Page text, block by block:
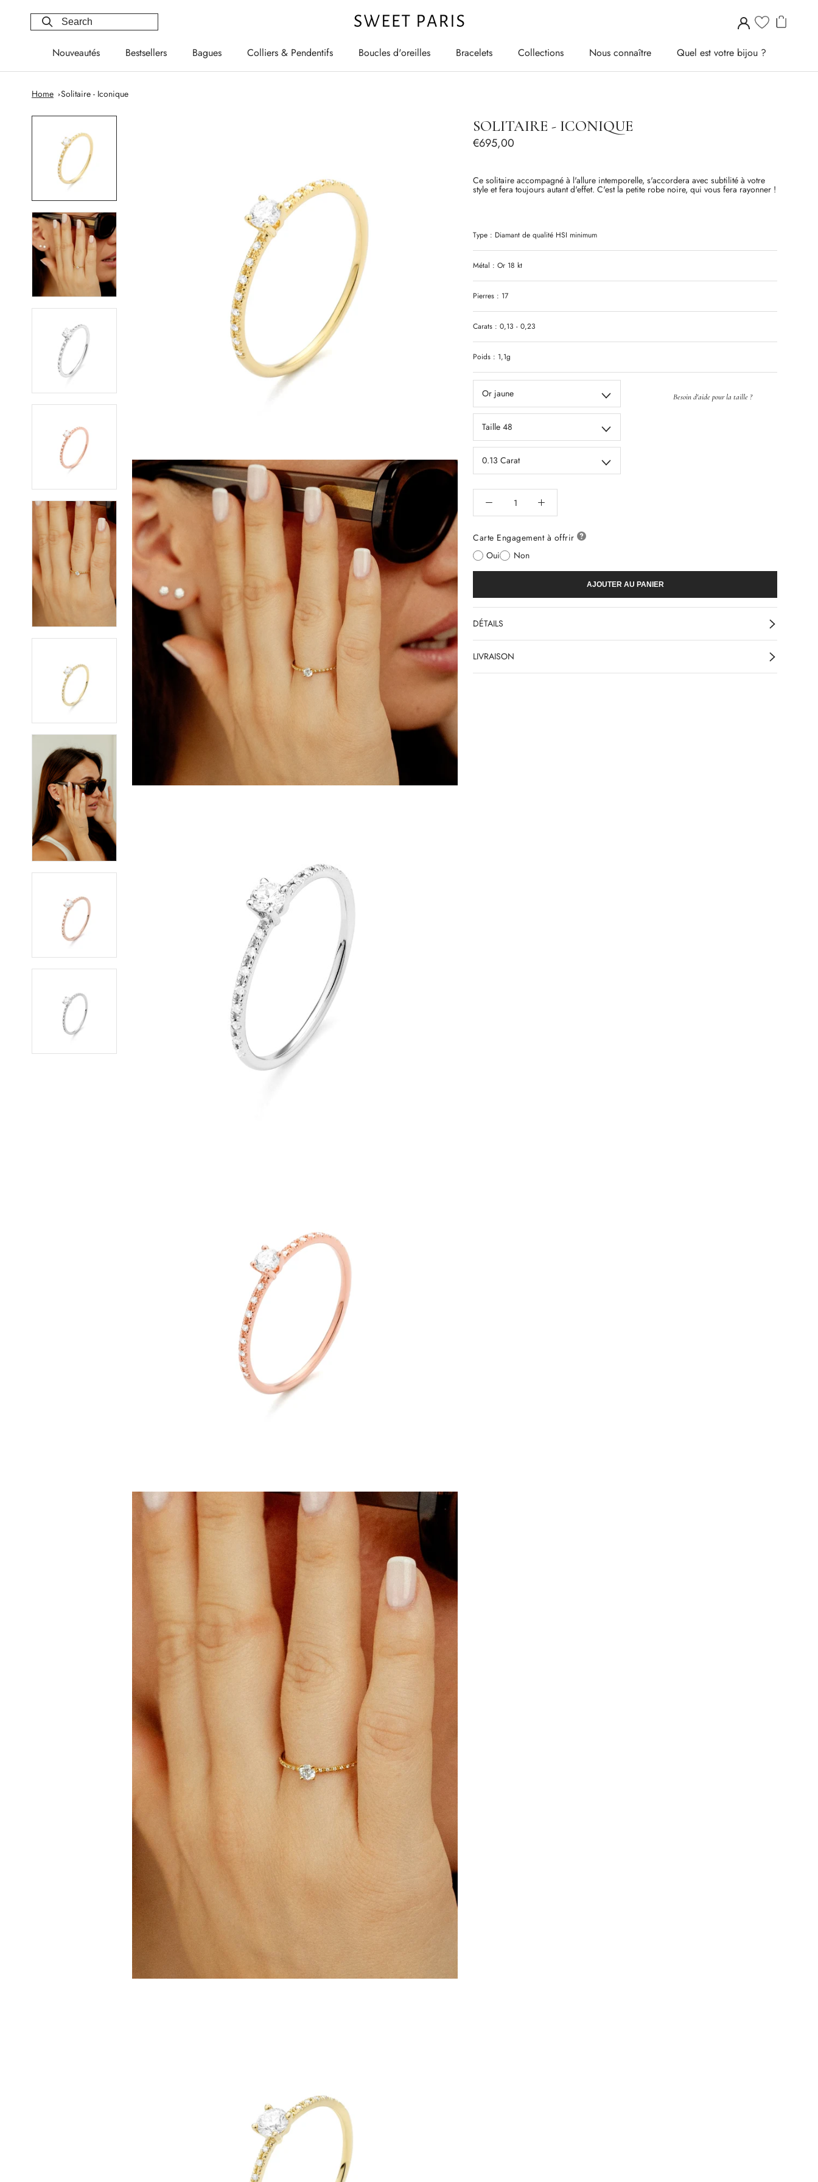
Nouveautés Bestsellers Bagues Colliers & Pendentifs Boucles d'oreilles Bracelets Collections Nous connaître Quel est votre bijou ?
Home Solitaire - Iconique
SOLITAIRE - ICONIQUE
€695,00
Ce solitaire accompagné à l'allure intemporelle, s'accordera avec subtilité à votre
style et fera toujours autant d'effet. C'est la petite robe noire, qui vous fera rayonner !
Type : Diamant de qualité HSI minimum
Métal : Or 18 kt
Pierres : 17
Carats : 0,13 - 0,23
Poids : 1,1g
Or jaune
Taille 48
0.13 Carat
Besoin d'aide pour la taille ?
Carte Engagement à offrir
Oui
Non
AJOUTER AU PANIER
DÉTAILS
LIVRAISON